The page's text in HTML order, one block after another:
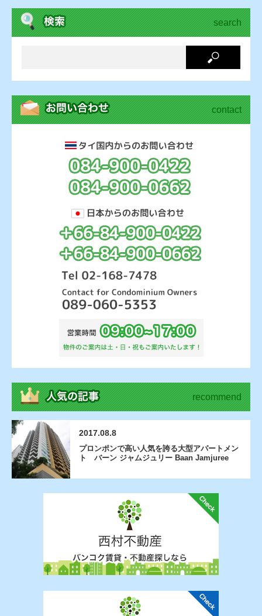
search
contact
recommend
2017.08.8
プロンポンで高い人気を誇る大型アパートメン
ト バーン ジャムジュリー Baan Jamjuree